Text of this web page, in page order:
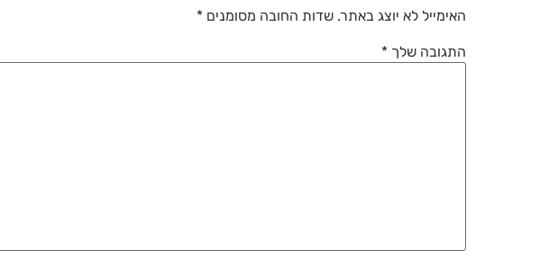
האימייל לא יוצג באתר. שדות החובה מסומנים *
התגובה שלך *